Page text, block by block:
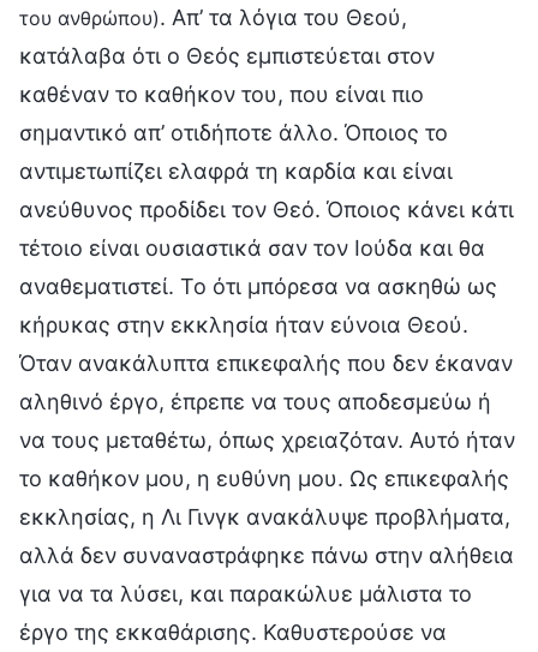
του ανθρώπου). Απ’ τα λόγια του Θεού,
κατάλαβα ότι ο Θεός εμπιστεύεται στον
καθέναν το καθήκον του, που είναι πιο
σημαντικό απ’ οτιδήποτε άλλο. Όποιος το
αντιμετωπίζει ελαφρά τη καρδία και είναι
ανεύθυνος προδίδει τον Θεό. Όποιος κάνει κάτι
τέτοιο είναι ουσιαστικά σαν τον Ιούδα και θα
αναθεματιστεί. Το ότι μπόρεσα να ασκηθώ ως
κήρυκας στην εκκλησία ήταν εύνοια Θεού.
Όταν ανακάλυπτα επικεφαλής που δεν έκαναν
αληθινό έργο, έπρεπε να τους αποδεσμεύω ή
να τους μεταθέτω, όπως χρειαζόταν. Αυτό ήταν
το καθήκον μου, η ευθύνη μου. Ως επικεφαλής
εκκλησίας, η Λι Γινγκ ανακάλυψε προβλήματα,
αλλά δεν συναναστράφηκε πάνω στην αλήθεια
για να τα λύσει, και παρακώλυε μάλιστα το
έργο της εκκαθάρισης. Καθυστερούσε να